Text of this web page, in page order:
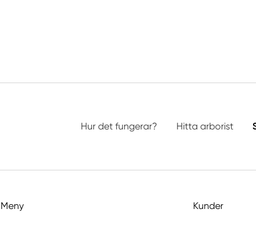
Hur det fungerar? Hitta arborist
Meny Kunder